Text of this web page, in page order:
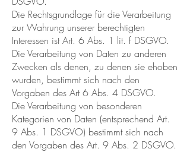
Die Rechtsgrundlage für die Verarbeitung
zur Wahrung unserer berechtigten
Interessen ist Art. 6 Abs. 1 lit. f DSGVO.
Die Verarbeitung von Daten zu anderen
Zwecken als denen, zu denen sie ehoben
wurden, bestimmt sich nach den
Vorgaben des Art 6 Abs. 4 DSGVO.
Die Verarbeitung von besonderen
Kategorien von Daten (entsprechend Art.
9 Abs. 1 DSGVO) bestimmt sich nach
den Vorgaben des Art. 9 Abs. 2 DSGVO.